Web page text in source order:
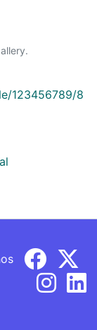
123456789/8